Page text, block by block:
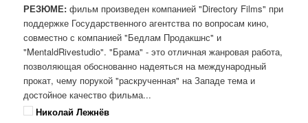
РЕЗЮМЕ: фильм произведен компанией "Directory Films" при
поддержке Государственного агентства по вопросам кино,
совместно с компанией "Бедлам Продакшнс" и
"MentaldRivestudio". "Брама" - это отличная жанровая работа,
позволяющая обоснованно надеяться на международный
прокат, чему порукой "раскрученная" на Западе тема и
достойное качество фильма...
Николай Лежнёв